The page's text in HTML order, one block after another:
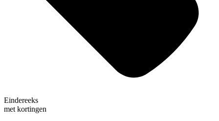
Eindereeks
met kortingen